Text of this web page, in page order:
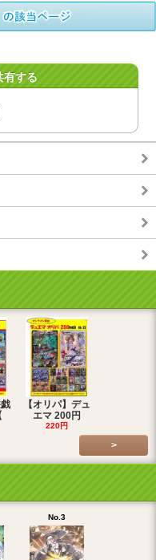
有する
【オリパ】デュ
エマ 200円
220円
>
No.3